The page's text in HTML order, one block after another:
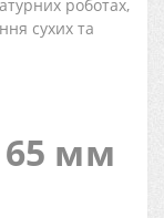
роботах,
сухих та
65 мм